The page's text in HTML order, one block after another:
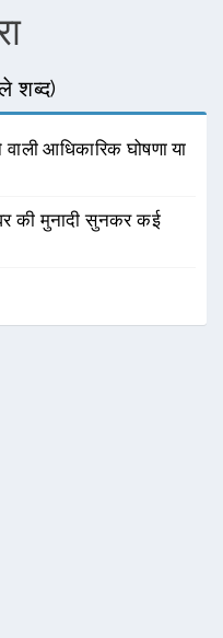
शब्द)
आधिकारिक घोषणा या
की मुनादी सुनकर कई